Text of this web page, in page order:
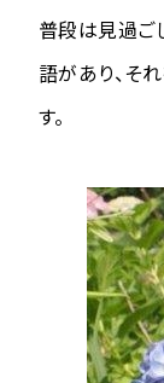
普段は見過ご
語があり、そ
す。